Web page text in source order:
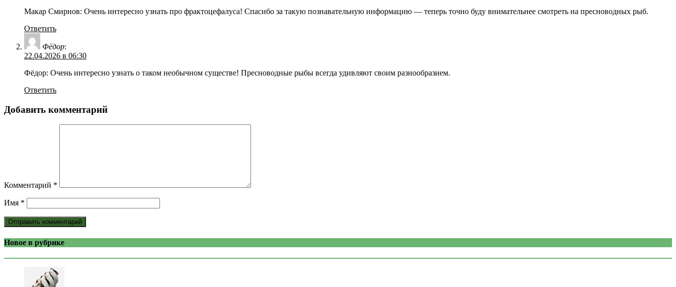
Макар Смирнов: Очень интересно узнать про фрактоцефалуса! Спасибо за такую познавательную информацию — теперь точно буду внимательнее смотреть на пресноводных рыб.
Ответить
Фёдор:
22.04.2026 в 06:30
Фёдор: Очень интересно узнать о таком необычном существе! Пресноводные рыбы всегда удивляют своим разнообразием.
Ответить
Добавить комментарий
Комментарий *
Имя *
Новое в рубрике